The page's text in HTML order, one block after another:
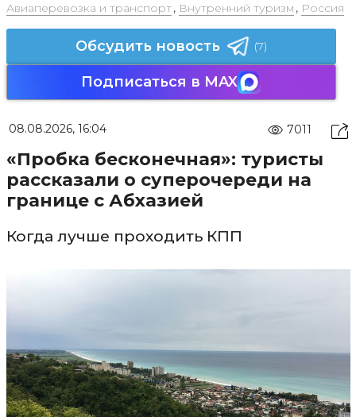
Авиаперевозка и транспорт, Внутренний туризм , Россия
Обсудить новость (7)
Подписаться в MAX
08.08.2026, 16:04 7011
«Пробка бесконечная»: туристы
рассказали о суперочереди на
границе с Абхазией
Когда лучше проходить КПП